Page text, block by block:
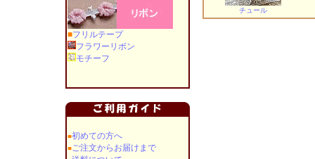
■フリルテープ
フラワーリボン
モチーフ
■初めての方へ
■ご注文からお届けまで
チュール